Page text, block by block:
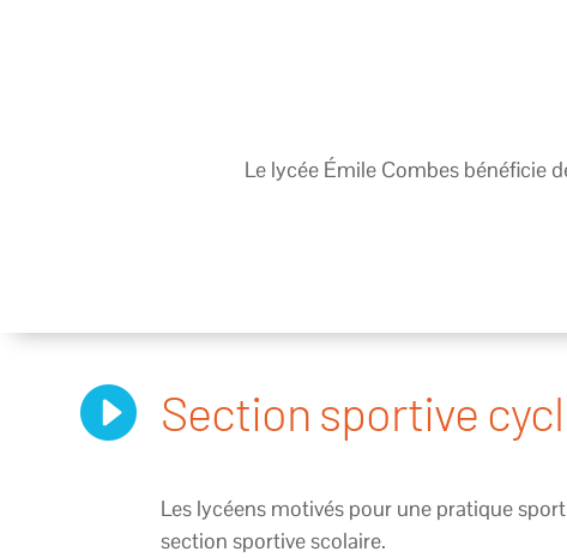
Le lycée Émile Combes bénéficie
Section sportive

Les lycéens motivés pour une pratique
section sportive scolaire.